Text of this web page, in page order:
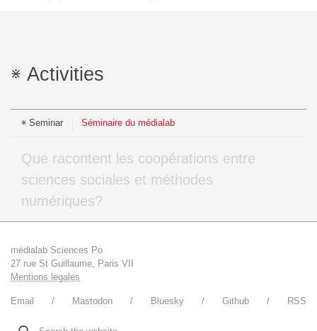
Activities
Seminar Séminaire du médialab
Que racontent les coopérations entre
sciences sociales et méthodes
numériques?
médialab Sciences Po
27 rue St Guillaume, Paris VII
Mentions legales
Email Mastodon Bluesky Github RSS